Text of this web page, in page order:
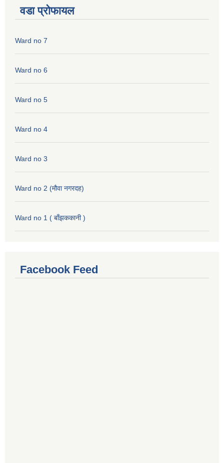
वडा प्रोफायल
Ward no 7
Ward no 6
Ward no 5
Ward no 4
Ward no 3
Ward no 2 (मौवा नगरदह)
Ward no 1 ( बाँझककानी )
Facebook Feed